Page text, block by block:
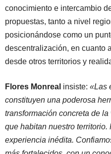
conocimiento e intercambio
propuestas, tanto a nivel
posicionándose como un
descentralización, en cuanto
desde otros territorios y
Flores Monreal insiste: «Las
constituyen una poderosa
transformación concreta de
que habitan nuestro
experiencia inédita.